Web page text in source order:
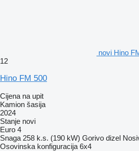
novi Hino
12
Hino FM 500
Cijena na upit
Kamion šasija
2024
Stanje novi
Euro 4
Snaga 258 k.s. (190 kW) Gorivo dizel
Osovinska konfiguracija 6x4